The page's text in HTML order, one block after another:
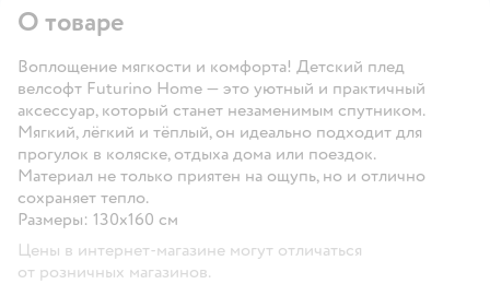
О товаре
Воплощение мягкости и комфорта! Детский плед
велсофт Futurino Home — это уютный и практичный
аксессуар, который станет незаменимым спутником.
Мягкий, лёгкий и тёплый, он идеально подходит для
прогулок в коляске, отдыха дома или поездок.
Материал не только приятен на ощупь, но и отлично
сохраняет тепло.
Размеры: 130х160 см
Цены в интернет-магазине могут отличаться
от розничных магазинов.